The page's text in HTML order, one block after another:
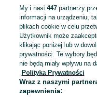
KATEGORIA
Mapa kategorii
Mapa miejscowości
Mapa ministron
My i nasi 447partnerzy
informacji na urządzeniu,
plikach cookie w celu
Użytkownik może
klikając poniżej lub w
prywatności. Te wybory
nie będą miały wpływu na
Polityka Prywatności
Wraz z naszymi
zapewnienia: